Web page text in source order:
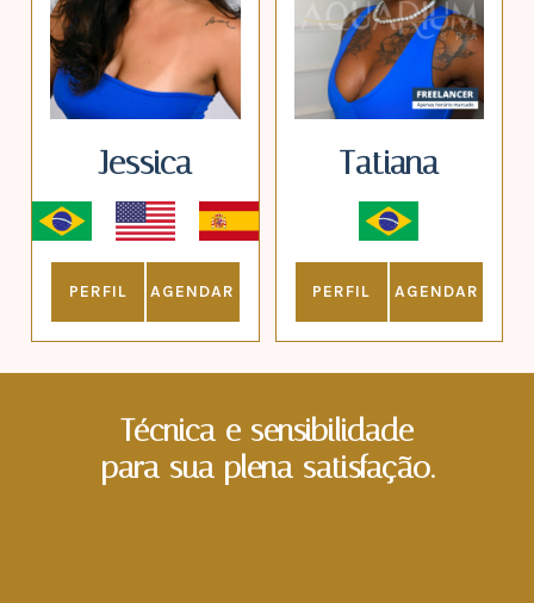
Jessica
PERFIL AGENDAR
Tatiana
PERFIL AGENDAR
Técnica e sensibilidade
para sua plena satisfação.